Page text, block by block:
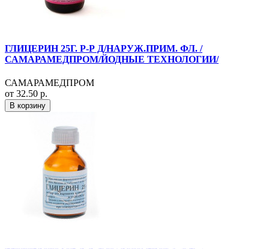
ГЛИЦЕРИН 25Г. Р-Р Д/НАРУЖ.ПРИМ. ФЛ. /
САМАРАМЕДПРОМ/ЙОДНЫЕ ТЕХНОЛОГИИ/
САМАРАМЕДПРОМ
от 32.50 р.
В корзину